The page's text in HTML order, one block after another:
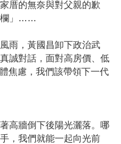
厝的無奈與對父親的歉
欄」……
雨，黃國昌卸下政治武
誠對話，面對高房價、低
焦慮，我們該帶領下一代
高牆倒下後陽光灑落。哪
，我們就能一起向光前